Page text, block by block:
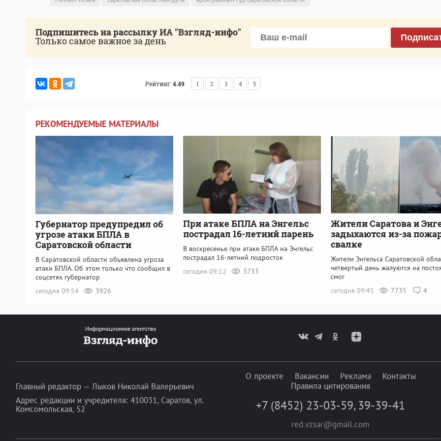
Подпишитесь на рассылку ИА "Взгляд-инфо"
Только самое важное за день
Рейтинг:4.49 1 2 3 4 5
РЕКОМЕНДУЕМЫЕ МАТЕРИАЛЫ
Губернатор предупредил об
угрозе атаки БПЛА в
Саратовской области
В Саратовской области объявлена угроза
атаки БПЛА. Об этом только что сообщил в
соцсетях губернатор
сегодня 09:54
3926
При атаке БПЛА на Энгельс
пострадал 16-летний парень
В воскресенье при атаке БПЛА на Энгельс
пострадал 16-летний подросток
сегодня 09:12
3733
Жители Саратова и
задыхаются из-за
свалке
Жители Энгельса Саратовской
четвертый день жалуются на
смог
сегодня 09:41
7735 4
Информационное агентство
Главный редактор — Лыков Николай Валерьевич
Адрес редакции и учредителя: 410031, Саратов, ул.
Комсомольская, 52
О проекте Вакансии Реклама
Контакты
Правила цитирования
+7 (8452) 23-03-59, 39-39-41
red.vzsar@gmail.com